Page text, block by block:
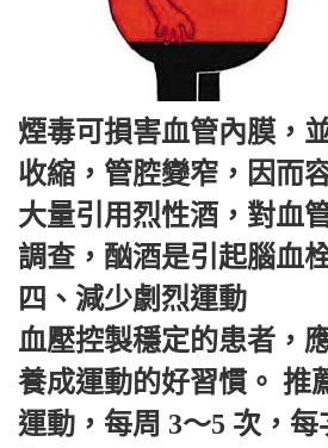
煙毒可損害血管內膜，
收縮，管腔變窄，因而
大量引用烈性酒，對血
調查，酗酒是引起腦血
四、減少劇烈運動
血壓控製穩定的患者，
養成運動的好習慣。 推
運動，每周 3～5 次，每